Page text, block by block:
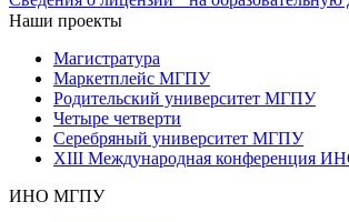
Наши проекты
Магистратура
Маркетплейс МГПУ
Родительский университет МГПУ
Четыре четверти
Серебряный университет МГПУ
XIII Международная конференция
ИНО МГПУ